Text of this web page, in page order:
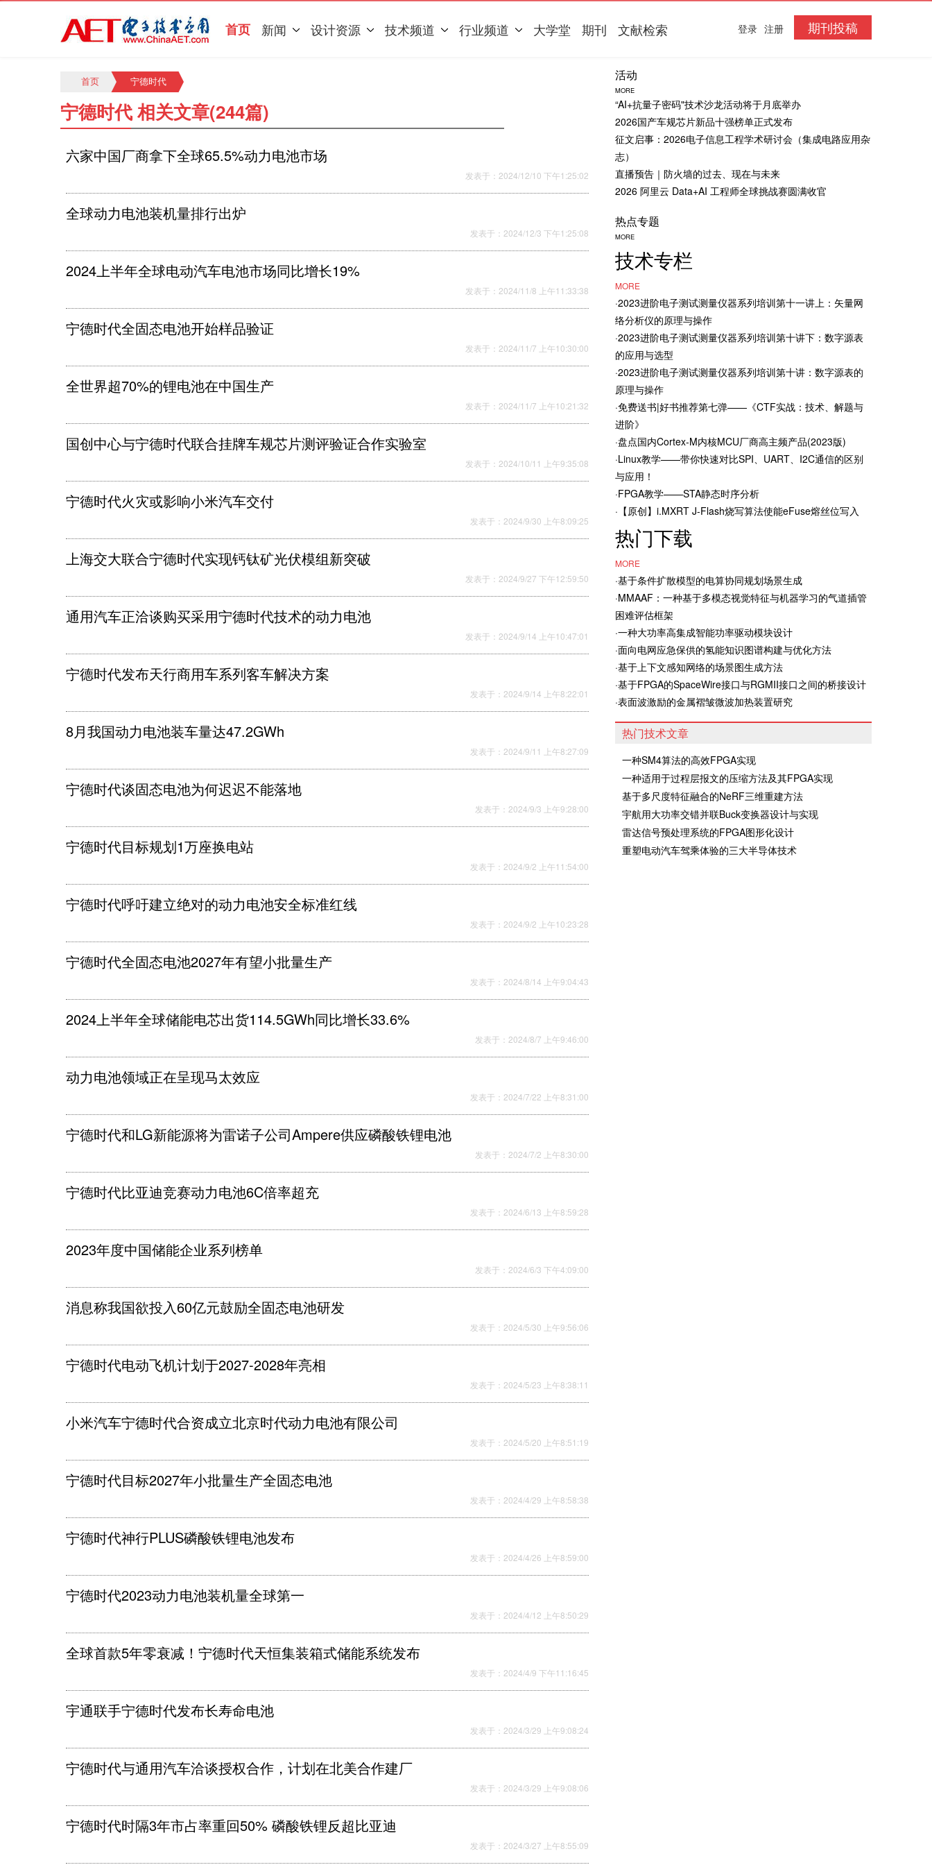
首页 新闻 设计资源 技术频道 行业频道 大学堂 期刊 文献检索 期刊投稿
登录 注册
首页 宁德时代
宁德时代 相关文章(244篇)
六家中国厂商拿下全球65.5%动力电池市场
发表于：2024/12/10 下午1:25:02
全球动力电池装机量排行出炉
发表于：2024/12/3 下午1:25:08
2024上半年全球电动汽车电池市场同比增长19%
发表于：2024/11/8 上午11:33:38
宁德时代全固态电池开始样品验证
发表于：2024/11/7 上午10:30:00
全世界超70%的锂电池在中国生产
发表于：2024/11/7 上午10:21:32
国创中心与宁德时代联合挂牌车规芯片测评验证合作实验室
发表于：2024/10/11 上午9:35:08
宁德时代火灾或影响小米汽车交付
发表于：2024/9/30 上午8:09:25
上海交大联合宁德时代实现钙钛矿光伏模组新突破
发表于：2024/9/27 下午12:59:50
通用汽车正洽谈购买采用宁德时代技术的动力电池
发表于：2024/9/14 上午10:47:01
宁德时代发布天行商用车系列客车解决方案
发表于：2024/9/14 上午8:22:01
8月我国动力电池装车量达47.2GWh
发表于：2024/9/11 上午8:27:09
宁德时代谈固态电池为何迟迟不能落地
发表于：2024/9/3 上午9:28:00
宁德时代目标规划1万座换电站
发表于：2024/9/2 上午11:54:00
宁德时代呼吁建立绝对的动力电池安全标准红线
发表于：2024/9/2 上午10:23:28
宁德时代全固态电池2027年有望小批量生产
发表于：2024/8/14 上午9:04:43
2024上半年全球储能电芯出货114.5GWh同比增长33.6%
发表于：2024/8/7 上午9:46:00
动力电池领域正在呈现马太效应
发表于：2024/7/22 上午8:31:00
宁德时代和LG新能源将为雷诺子公司Ampere供应磷酸铁锂电池
发表于：2024/7/2 上午8:30:00
宁德时代比亚迪竞赛动力电池6C倍率超充
发表于：2024/6/13 上午8:59:28
2023年度中国储能企业系列榜单
发表于：2024/6/3 下午4:09:00
消息称我国欲投入60亿元鼓励全固态电池研发
发表于：2024/5/30 上午9:56:06
宁德时代电动飞机计划于2027-2028年亮相
发表于：2024/5/23 上午8:38:11
小米汽车宁德时代合资成立北京时代动力电池有限公司
发表于：2024/5/20 上午8:51:19
宁德时代目标2027年小批量生产全固态电池
发表于：2024/4/29 上午8:58:38
宁德时代神行PLUS磷酸铁锂电池发布
发表于：2024/4/26 上午8:59:00
宁德时代2023动力电池装机量全球第一
发表于：2024/4/12 上午8:50:29
全球首款5年零衰减！宁德时代天恒集装箱式储能系统发布
发表于：2024/4/9 下午11:16:45
宇通联手宁德时代发布长寿命电池
发表于：2024/3/29 上午9:08:24
宁德时代与通用汽车洽谈授权合作，计划在北美合作建厂
发表于：2024/3/29 上午9:08:06
宁德时代时隔3年市占率重回50% 磷酸铁锂反超比亚迪
发表于：2024/3/27 上午8:55:09
活动
MORE
“AI+抗量子密码"技术沙龙活动将于月底举办
2026国产车规芯片新品十强榜单正式发布
征文启事：2026电子信息工程学术研讨会（集成电路应用杂
志）
直播预告｜防火墙的过去、现在与未来
2026 阿里云 Data+AI 工程师全球挑战赛圆满收官
热点专题
MORE
技术专栏
MORE
·2023进阶电子测试测量仪器系列培训第十一讲上：矢量网
络分析仪的原理与操作
·2023进阶电子测试测量仪器系列培训第十讲下：数字源表
的应用与选型
·2023进阶电子测试测量仪器系列培训第十讲：数字源表的
原理与操作
·免费送书|好书推荐第七弹——《CTF实战：技术、解题与
进阶》
·盘点国内Cortex-M内核MCU厂商高主频产品(2023版)
·Linux教学——带你快速对比SPI、UART、I2C通信的区别
与应用！
·FPGA教学——STA静态时序分析
·【原创】i.MXRT J-Flash烧写算法使能eFuse熔丝位写入
热门下载
MORE
·基于条件扩散模型的电算协同规划场景生成
·MMAAF：一种基于多模态视觉特征与机器学习的气道插管
困难评估框架
·一种大功率高集成智能功率驱动模块设计
·面向电网应急保供的氢能知识图谱构建与优化方法
·基于上下文感知网络的场景图生成方法
·基于FPGA的SpaceWire接口与RGMII接口之间的桥接设计
·表面波激励的金属褶皱微波加热装置研究
热门技术文章
一种SM4算法的高效FPGA实现
一种适用于过程层报文的压缩方法及其FPGA实现
基于多尺度特征融合的NeRF三维重建方法
宇航用大功率交错并联Buck变换器设计与实现
雷达信号预处理系统的FPGA图形化设计
重塑电动汽车驾乘体验的三大半导体技术